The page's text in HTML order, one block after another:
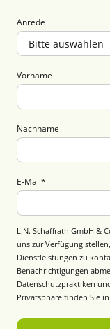
Anrede
Vorname
Nachname
E-Mail*
L.N. Schaffrath GmbH &
uns zur Verfügung
Dienstleistungen zu
Benachrichtigungen
Datenschutzpraktiken
Privatsphäre finden Sie